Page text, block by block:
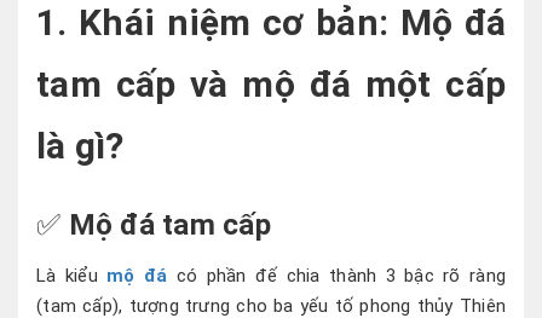
1. Khái niệm cơ bản: Mộ đá
tam cấp và mộ đá một cấp
là gì?
✅ Mộ đá tam cấp
Là kiểu mộ đá có phần đế chia thành 3 bậc rõ ràng
(tam cấp), tượng trưng cho ba yếu tố phong thủy Thiên